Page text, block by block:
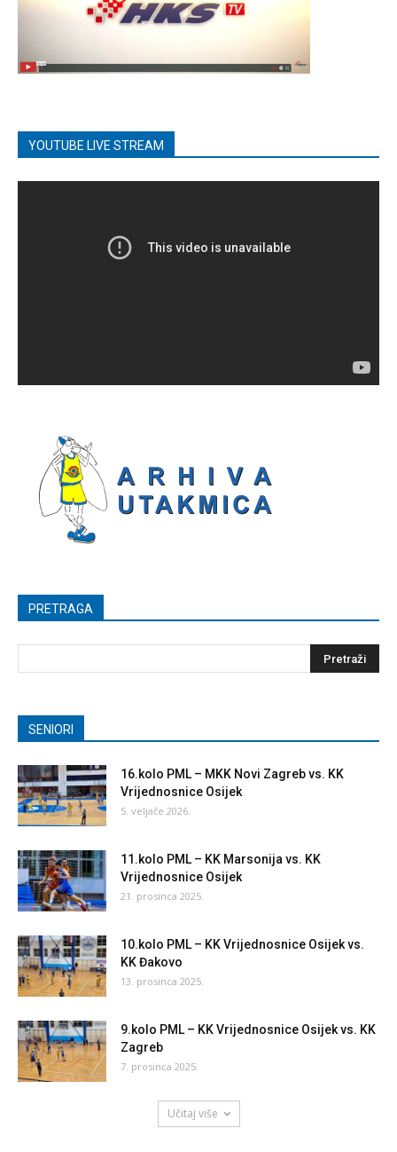
YOUTUBE LIVE STREAM
PRETRAGA
SENIORI
16.kolo PML – MKK Novi Zagreb vs. KK
Vrijednosnice Osijek
5. veljače 2026.
11.kolo PML – KK Marsonija vs. KK
Vrijednosnice Osijek
21. prosinca 2025.
10.kolo PML – KK Vrijednosnice Osijek vs.
KK Đakovo
13. prosinca 2025.
9.kolo PML – KK Vrijednosnice Osijek vs. KK
Zagreb
7. prosinca 2025.
Učitaj više